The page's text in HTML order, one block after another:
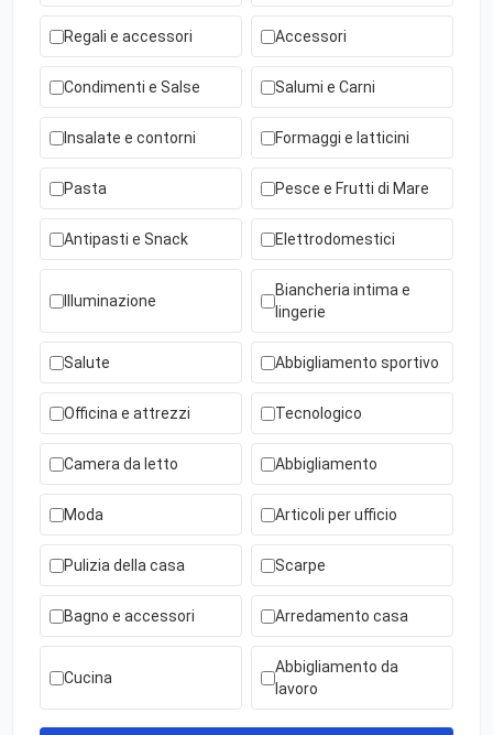
Regali e accessori Accessori
Condimenti e Salse Salumi e Carni
Insalate e contorni Formaggi e latticini
Pasta Pesce e Frutti di Mare
Antipasti e Snack Elettrodomestici
Illuminazione
Biancheria intima e
lingerie
Salute Abbigliamento sportivo
Officina e attrezzi Tecnologico
Camera da letto Abbigliamento
Moda Articoli per ufficio
Pulizia della casa Scarpe
Bagno e accessori Arredamento casa
Cucina
Abbigliamento da
lavoro